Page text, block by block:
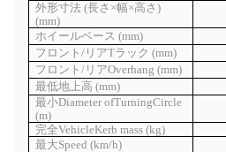
外形寸法 (長さ×幅×高さ)
(mm)
ホイールベース (mm)
フロント/リアTラック (mm)
フロント/リアOverhang (mm)
最低地上高 (mm)
最小Diameter ofTurningCircle
(m)
完全VehicleKerb mass (kg)
最大Speed (km/h)